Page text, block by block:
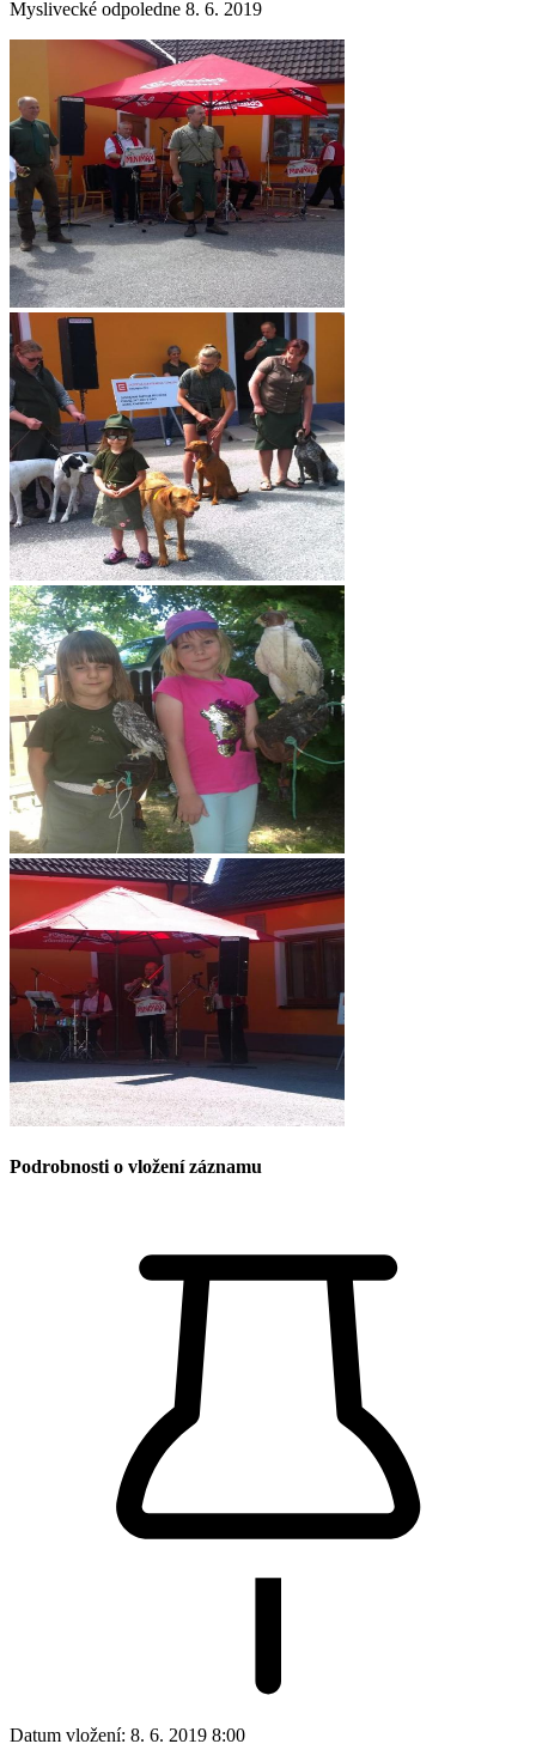
Myslivecké odpoledne 8. 6. 2019
Podrobnosti o vložení záznamu
Datum vložení: 8. 6. 2019 8:00